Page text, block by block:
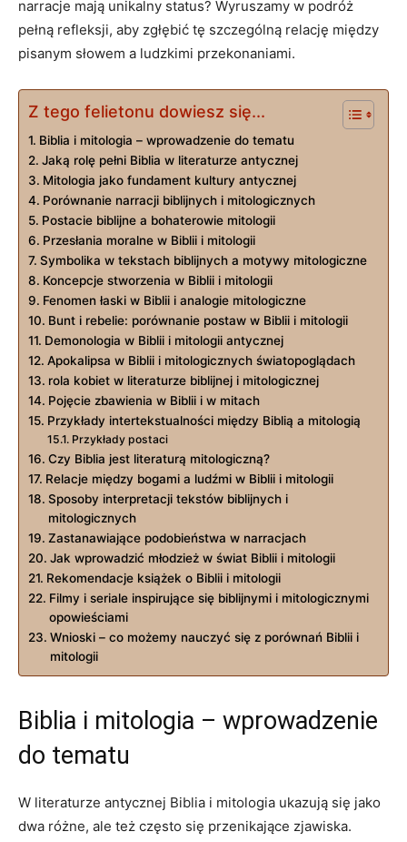
narracje mają unikalny status? Wyruszamy w podróż
pełną refleksji, aby zgłębić tę szczególną relację między
pisanym słowem a ludzkimi przekonaniami.
Z tego felietonu dowiesz się...
Biblia i mitologia – wprowadzenie do tematu
Jaką rolę pełni Biblia w literaturze antycznej
Mitologia jako fundament kultury antycznej
Porównanie narracji biblijnych i mitologicznych
Postacie biblijne a bohaterowie mitologii
Przesłania moralne w Biblii i mitologii
Symbolika w tekstach biblijnych a motywy mitologiczne
Koncepcje stworzenia w Biblii i mitologii
Fenomen łaski w Biblii i analogie mitologiczne
Bunt i rebelie: porównanie postaw w Biblii i mitologii
Demonologia w Biblii i mitologii antycznej
Apokalipsa w Biblii i mitologicznych światopoglądach
rola kobiet w literaturze biblijnej i mitologicznej
Pojęcie zbawienia w Biblii i w mitach
Przykłady intertekstualności między Biblią a mitologią
Przykłady postaci
Czy Biblia jest literaturą mitologiczną?
Relacje między bogami a ludźmi w Biblii i mitologii
Sposoby interpretacji tekstów biblijnych i
mitologicznych
Zastanawiające podobieństwa w narracjach
Jak wprowadzić młodzież w świat Biblii i mitologii
Rekomendacje książek o Biblii i mitologii
Filmy i seriale inspirujące się biblijnymi i mitologicznymi
opowieściami
Wnioski – co możemy nauczyć się z porównań Biblii i
mitologii
Biblia i mitologia – wprowadzenie
do tematu
W literaturze antycznej Biblia i mitologia ukazują się jako
dwa różne, ale też często się przenikające zjawiska.